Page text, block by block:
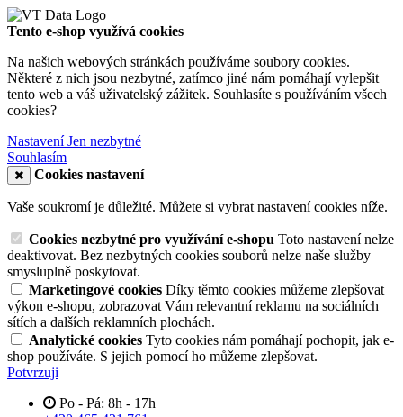
Tento e-shop využívá cookies
Na našich webových stránkách používáme soubory cookies.
Některé z nich jsou nezbytné, zatímco jiné nám pomáhají vylepšit
tento web a váš uživatelský zážitek. Souhlasíte s používáním všech
cookies?
NastaveníJen nezbytné
Souhlasím
Cookies nastavení
Vaše soukromí je důležité. Můžete si vybrat nastavení cookies níže.
Cookies nezbytné pro využívání e-shopu Toto nastavení nelze
deaktivovat. Bez nezbytných cookies souborů nelze naše služby
smysluplně poskytovat.
Marketingové cookies Díky těmto cookies můžeme zlepšovat
výkon e-shopu, zobrazovat Vám relevantní reklamu na sociálních
sítích a dalších reklamních plochách.
Analytické cookies Tyto cookies nám pomáhají pochopit, jak e-
shop používáte. S jejich pomocí ho můžeme zlepšovat.
Potvrzuji
Po - Pá: 8h - 17h